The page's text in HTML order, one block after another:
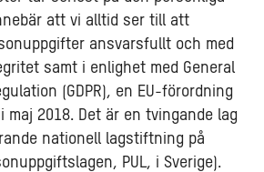
att vi alltid ser till att
ansvarsfullt och med
samt i enlighet med General
(GDPR), en EU-förordning
maj 2018. Det är en tvingande lag
nationell lagstiftning på
PUL, i Sverige).